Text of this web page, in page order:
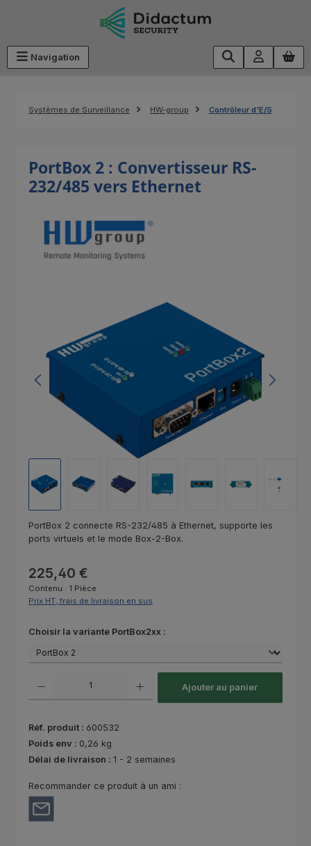
Passer au contenu principal
Navigation
Systèmes de Surveillance HW-group Contrôleur d'E/S
PortBox 2 : Convertisseur RS-
232/485 vers Ethernet
PortBox 2 connecte RS-232/485 à Ethernet, supporte les
ports virtuels et le mode Box-2-Box.
Prix régulier :
225,40 €
Contenu : 1 Pièce
Prix HT, frais de livraison en sus
Sélectionnez
Choisir la variante PortBox2xx :
Ajouter au panier
Réf. produit : 600532
Poids env : 0,26 kg
Délai de livraison : 1 - 2 semaines
Recommander ce produit à un ami :